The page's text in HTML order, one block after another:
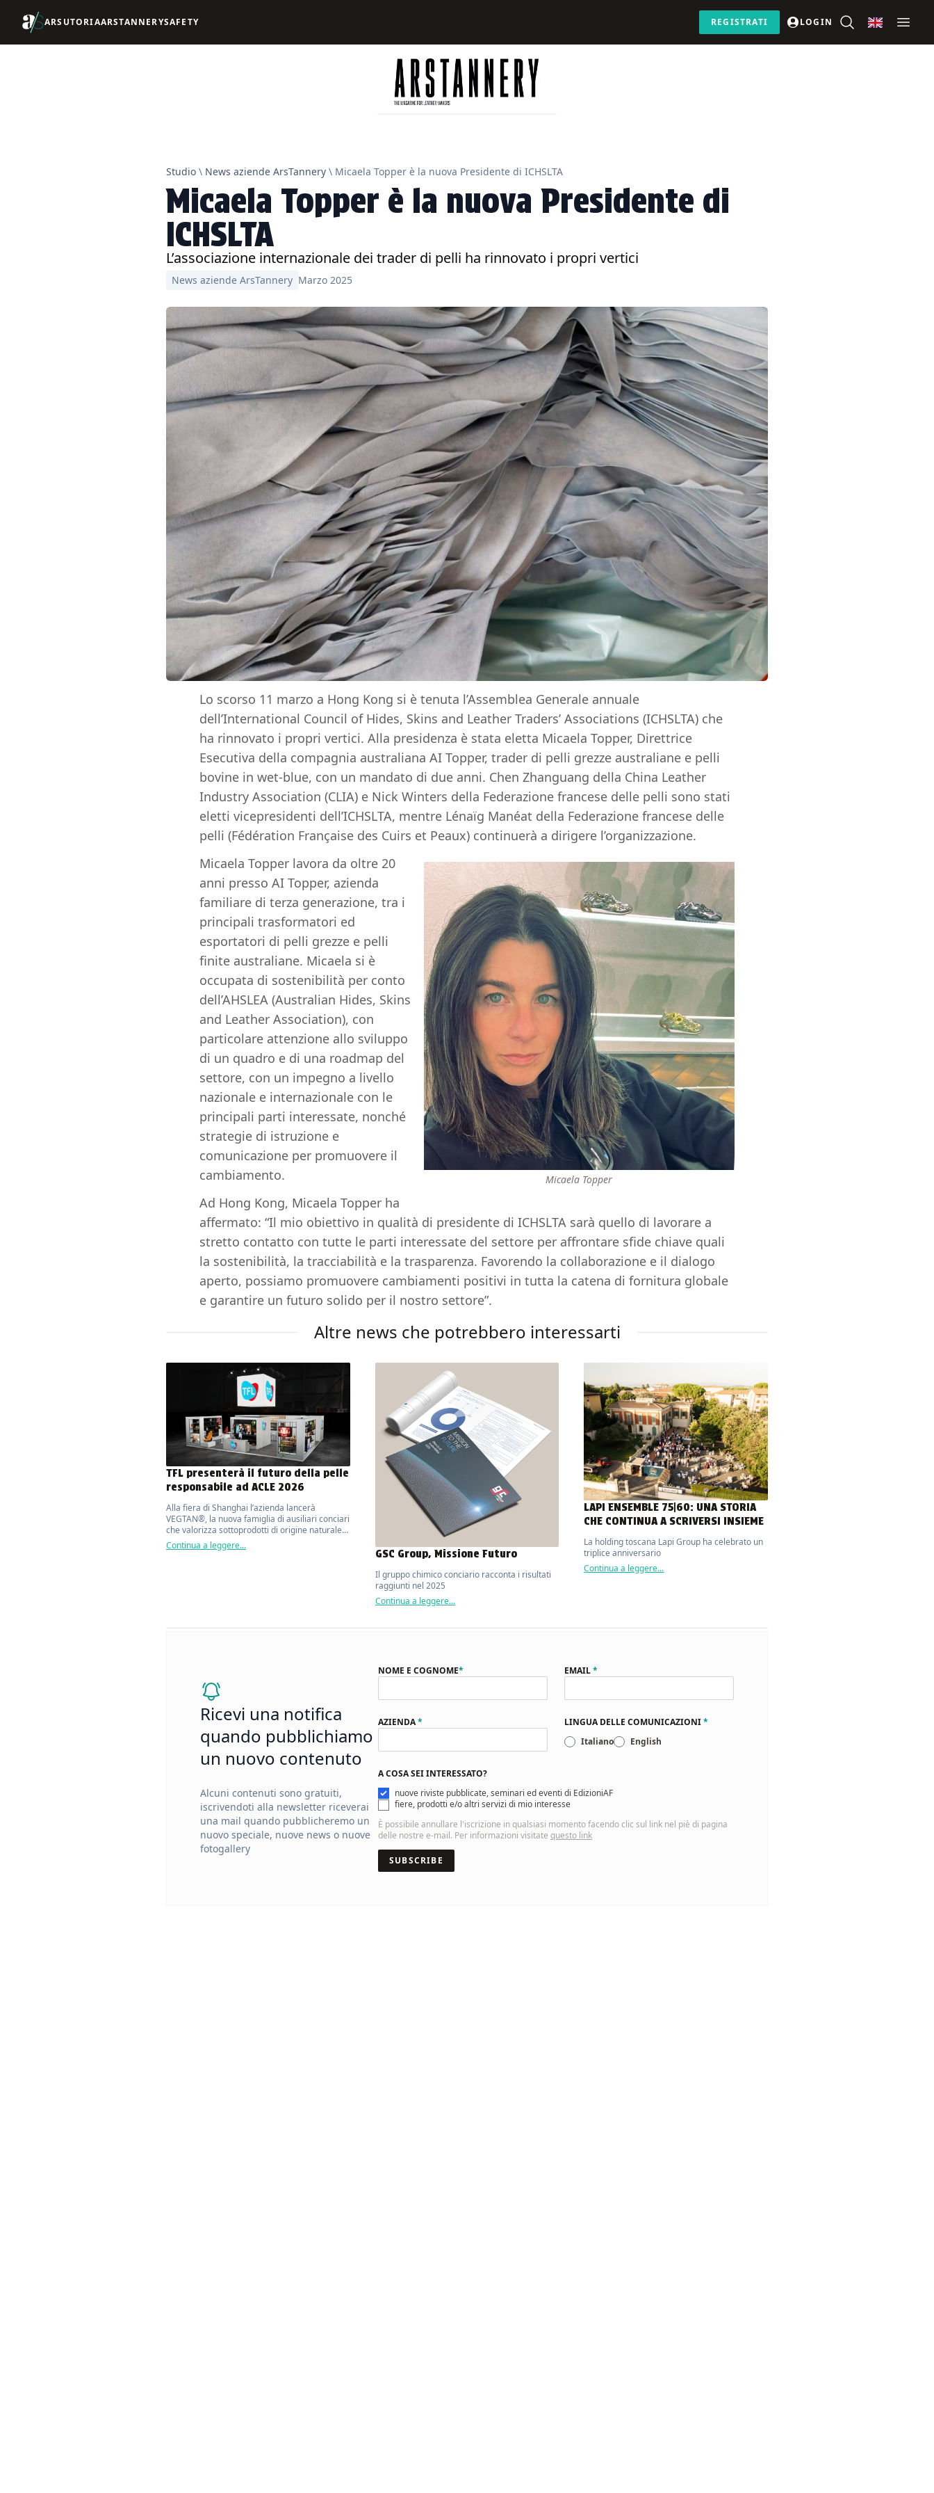
ARSUTORIAARSTANNERYSAFETY REGISTRATI LOGIN
Studio \ News aziende ArsTannery \ Micaela Topper è la nuova Presidente di ICHSLTA
Micaela Topper è la nuova Presidente di
ICHSLTA
L’associazione internazionale dei trader di pelli ha rinnovato i propri vertici
News aziende ArsTannery Marzo 2025
Lo scorso 11 marzo a Hong Kong si è tenuta l’Assemblea Generale annuale
dell’International Council of Hides, Skins and Leather Traders’ Associations (ICHSLTA) che
ha rinnovato i propri vertici. Alla presidenza è stata eletta Micaela Topper, Direttrice
Esecutiva della compagnia australiana AI Topper, trader di pelli grezze australiane e pelli
bovine in wet-blue, con un mandato di due anni. Chen Zhanguang della China Leather
Industry Association (CLIA) e Nick Winters della Federazione francese delle pelli sono stati
eletti vicepresidenti dell’ICHSLTA, mentre Lénaïg Manéat della Federazione francese delle
pelli (Fédération Française des Cuirs et Peaux) continuerà a dirigere l’organizzazione.
Micaela Topper
Micaela Topper lavora da oltre 20
anni presso AI Topper, azienda
familiare di terza generazione, tra i
principali trasformatori ed
esportatori di pelli grezze e pelli
finite australiane. Micaela si è
occupata di sostenibilità per conto
dell’AHSLEA (Australian Hides, Skins
and Leather Association), con
particolare attenzione allo sviluppo
di un quadro e di una roadmap del
settore, con un impegno a livello
nazionale e internazionale con le
principali parti interessate, nonché
strategie di istruzione e
comunicazione per promuovere il
cambiamento.
Ad Hong Kong, Micaela Topper ha
affermato: “Il mio obiettivo in qualità di presidente di ICHSLTA sarà quello di lavorare a
stretto contatto con tutte le parti interessate del settore per affrontare sfide chiave quali
la sostenibilità, la tracciabilità e la trasparenza. Favorendo la collaborazione e il dialogo
aperto, possiamo promuovere cambiamenti positivi in tutta la catena di fornitura globale
e garantire un futuro solido per il nostro settore”.
Altre news che potrebbero interessarti
TFL presenterà il futuro della pelle
responsabile ad ACLE 2026
Alla fiera di Shanghai l’azienda lancerà
VEGTAN®, la nuova famiglia di ausiliari conciari
che valorizza sottoprodotti di origine naturale
con oltre il 70% di contenuto bio based
Continua a leggere...
GSC Group, Missione Futuro
Il gruppo chimico conciario racconta i risultati
raggiunti nel 2025
Continua a leggere...
LAPI ENSEMBLE 75|60: UNA STORIA
CHE CONTINUA A SCRIVERSI INSIEME
La holding toscana Lapi Group ha celebrato un
triplice anniversario
Continua a leggere...
Ricevi una notifica
quando pubblichiamo
un nuovo contenuto
Alcuni contenuti sono gratuiti,
iscrivendoti alla newsletter riceverai
una mail quando pubblicheremo un
nuovo speciale, nuove news o nuove
fotogallery
NOME E COGNOME* EMAIL*
AZIENDA* LINGUA DELLE COMUNICAZIONI*
Italiano
English
A COSA SEI INTERESSATO?
nuove riviste pubblicate, seminari ed eventi di EdizioniAF
fiere, prodotti e/o altri servizi di mio interesse
È possibile annullare l'iscrizione in qualsiasi momento facendo clic sul link nel piè di pagina
delle nostre e-mail. Per informazioni visitatequesto link